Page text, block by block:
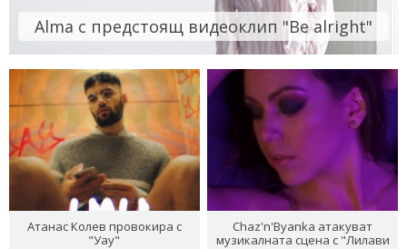
Alma с предстоящ видеоклип "Be alright"
Атанас Колев провокира с
"Уау"
Chaz'n'Byanka атакуват
музикалната сцена с "Лилави